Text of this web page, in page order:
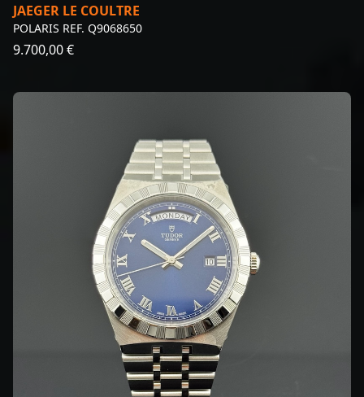
JAEGER LE COULTRE
POLARIS REF. Q9068650
9.700,00 €